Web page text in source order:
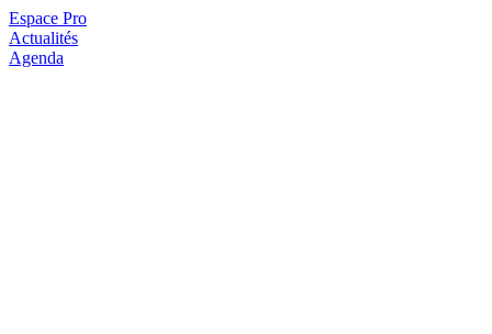
Espace Pro
Actualités
Agenda